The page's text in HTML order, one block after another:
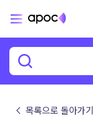
← 목록으로 돌아가기